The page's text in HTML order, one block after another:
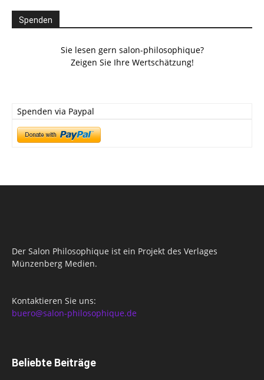
Spenden
Sie lesen gern salon-philosophique?
Zeigen Sie Ihre Wertschätzung!
Spenden via Paypal
Der Salon Philosophique ist ein Projekt des Verlages
Münzenberg Medien.
Kontaktieren Sie uns:
buero@salon-philosophique.de
Beliebte Beiträge